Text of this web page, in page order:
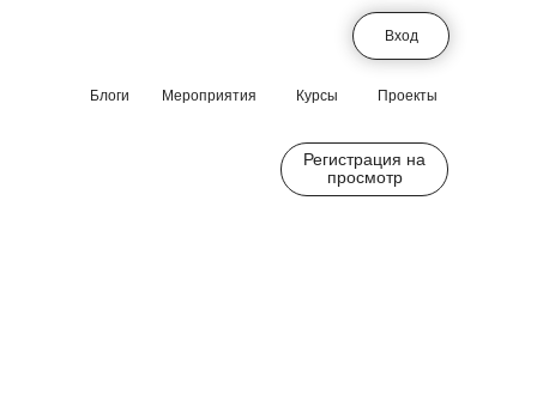
Курсы
Мероприятия Проекты
Блоги
Вход
Регистрация на
просмотр